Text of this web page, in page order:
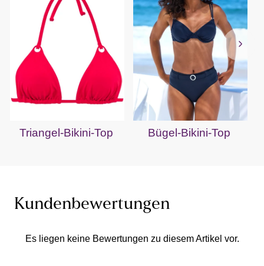
Triangel-Bikini-Top Bügel-Bikini-Top
Kundenbewertungen
Es liegen keine Bewertungen zu diesem Artikel vor.